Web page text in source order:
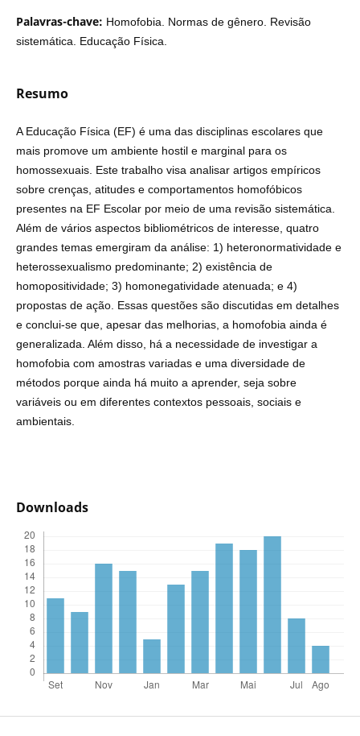
Palavras-chave: Homofobia. Normas de gênero. Revisão
sistemática. Educação Física.
Resumo
A Educação Física (EF) é uma das disciplinas escolares que
mais promove um ambiente hostil e marginal para os
homossexuais. Este trabalho visa analisar artigos empíricos
sobre crenças, atitudes e comportamentos homofóbicos
presentes na EF Escolar por meio de uma revisão sistemática.
Além de vários aspectos bibliométricos de interesse, quatro
grandes temas emergiram da análise: 1) heteronormatividade e
heterossexualismo predominante; 2) existência de
homopositividade; 3) homonegatividade atenuada; e 4)
propostas de ação. Essas questões são discutidas em detalhes
e conclui-se que, apesar das melhorias, a homofobia ainda é
generalizada. Além disso, há a necessidade de investigar a
homofobia com amostras variadas e uma diversidade de
métodos porque ainda há muito a aprender, seja sobre
variáveis ou em diferentes contextos pessoais, sociais e
ambientais.
Downloads